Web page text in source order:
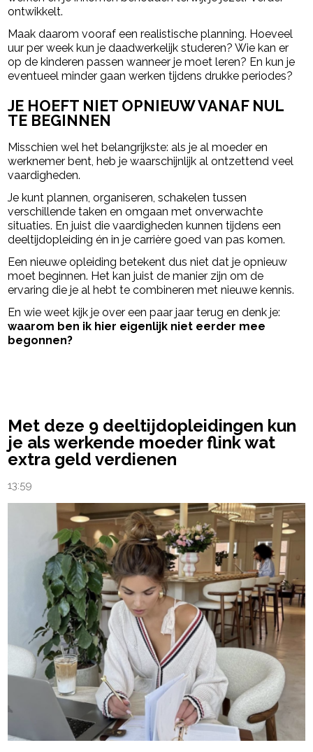
ontwikkelt.
Maak daarom vooraf een realistische planning. Hoeveel
uur per week kun je daadwerkelijk studeren? Wie kan er
op de kinderen passen wanneer je moet leren? En kun je
eventueel minder gaan werken tijdens drukke periodes?
JE HOEFT NIET OPNIEUW VANAF NUL
TE BEGINNEN
Misschien wel het belangrijkste: als je al moeder en
werknemer bent, heb je waarschijnlijk al ontzettend veel
vaardigheden.
Je kunt plannen, organiseren, schakelen tussen
verschillende taken en omgaan met onverwachte
situaties. En juist die vaardigheden kunnen tijdens een
deeltijdopleiding én in je carrière goed van pas komen.
Een nieuwe opleiding betekent dus niet dat je opnieuw
moet beginnen. Het kan juist de manier zijn om de
ervaring die je al hebt te combineren met nieuwe kennis.
En wie weet kijk je over een paar jaar terug en denk je:
waarom ben ik hier eigenlijk niet eerder mee
begonnen?
Met deze 9 deeltijdopleidingen kun
je als werkende moeder flink wat
extra geld verdienen
13:59